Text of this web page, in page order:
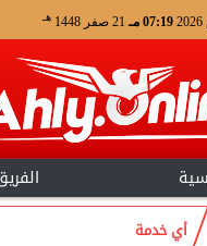
07:19 مـ 21 صفر 1448 هـ
أي خدمة